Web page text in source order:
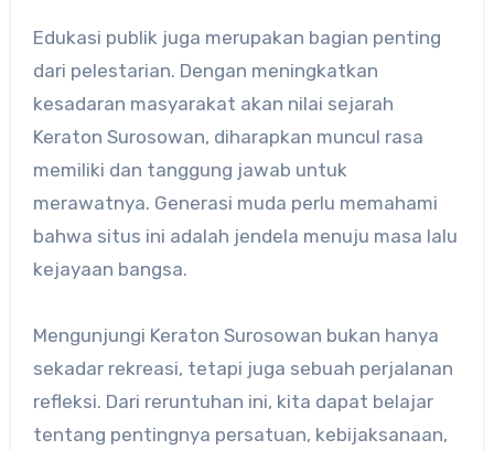
Edukasi publik juga merupakan bagian penting
dari pelestarian. Dengan meningkatkan
kesadaran masyarakat akan nilai sejarah
Keraton Surosowan, diharapkan muncul rasa
memiliki dan tanggung jawab untuk
merawatnya. Generasi muda perlu memahami
bahwa situs ini adalah jendela menuju masa lalu
kejayaan bangsa.
Mengunjungi Keraton Surosowan bukan hanya
sekadar rekreasi, tetapi juga sebuah perjalanan
refleksi. Dari reruntuhan ini, kita dapat belajar
tentang pentingnya persatuan, kebijaksanaan,